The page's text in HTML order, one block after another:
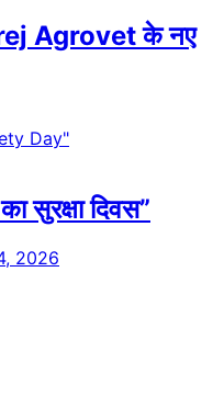
Agrovet के नए
सुरक्षा दिवस”
2026